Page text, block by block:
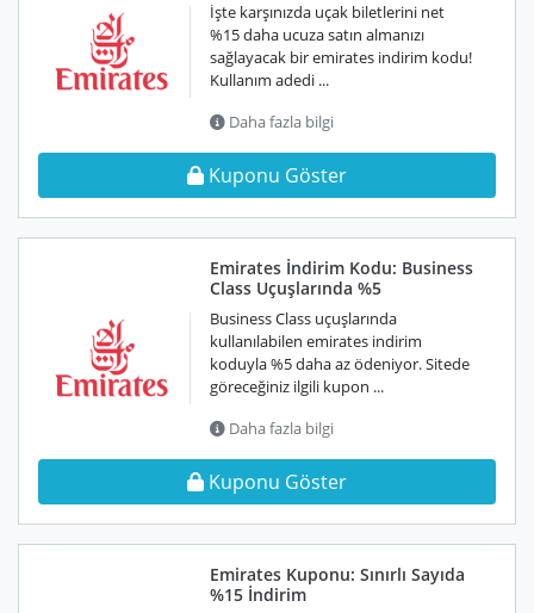
İşte karşınızda uçak biletlerini net
%15 daha ucuza satın almanızı
sağlayacak bir emirates indirim kodu!
Kullanım adedi ...
Daha fazla bilgi
Kuponu Göster
Emirates İndirim Kodu: Business
Class Uçuşlarında %5
Business Class uçuşlarında
kullanılabilen emirates indirim
koduyla %5 daha az ödeniyor. Sitede
göreceğiniz ilgili kupon ...
Daha fazla bilgi
Kuponu Göster
Emirates Kuponu: Sınırlı Sayıda
%15 İndirim